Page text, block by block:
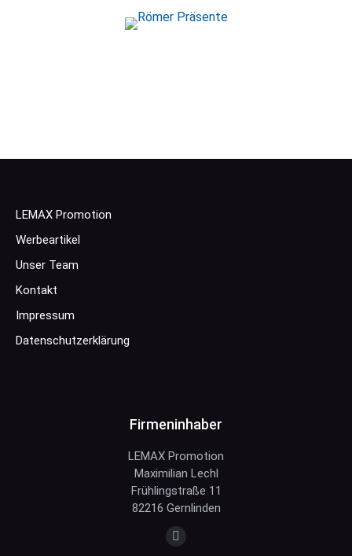
LEMAX Promotion
Werbeartikel
Unser Team
Kontakt
Impressum
Datenschutzerklärung
Firmeninhaber
LEMAX Promotion
Maximilian Lechl
Frühlingstraße 11
82216 Gernlinden
E-